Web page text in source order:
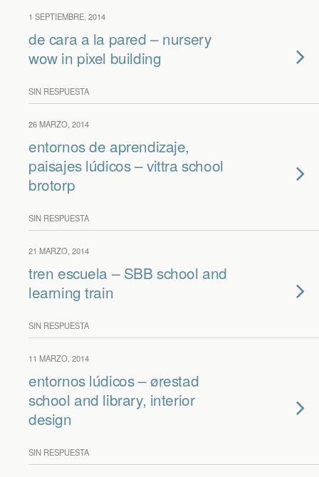
1 SEPTIEMBRE, 2014
de cara a la pared – nursery
wow in pixel building
SIN RESPUESTA
26 MARZO, 2014
entornos de aprendizaje,
paisajes lúdicos – vittra school
brotorp
SIN RESPUESTA
21 MARZO, 2014
tren escuela – SBB school and
learning train
SIN RESPUESTA
11 MARZO, 2014
entornos lúdicos – ørestad
school and library, interior
design
SIN RESPUESTA